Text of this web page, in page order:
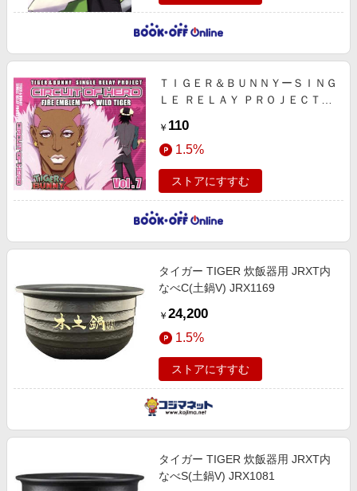
ＴＩＧＥＲ＆ＢＵＮＮＹーＳＩＮＧ
ＬＥ ＲＥＬＡＹ ＰＲＯＪＥＣＴー
ｌ．７
￥ 110
1.5%
ストアにすすむ
タイガー TIGER 炊飯器用 JRXT内
なべC(土鍋V) JRX1169
￥ 24,200
1.5%
ストアにすすむ
タイガー TIGER 炊飯器用 JRXT内
なべS(土鍋V) JRX1081